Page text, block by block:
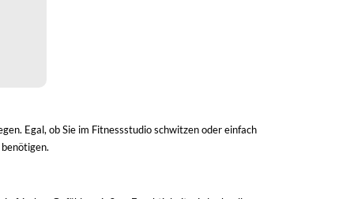
Egal, ob Sie im Fitnessstudio schwitzen oder einfach